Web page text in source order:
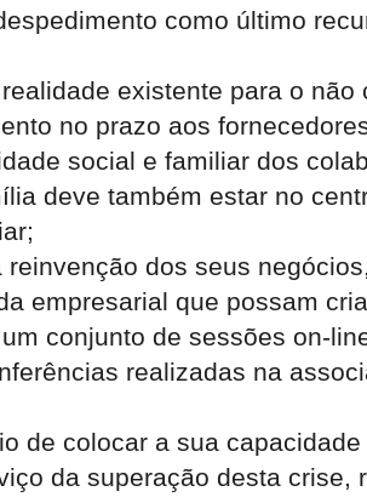
como último
existente para o
no prazo aos
social e familiar dos
deve também estar no
dos seus
empresarial que possam
conjunto de sessões on-
realizadas na
de colocar a sua
da superação desta